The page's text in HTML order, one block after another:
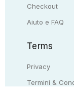
Checkout
Aiuto e FAQ
Terms
Privacy
Termini &